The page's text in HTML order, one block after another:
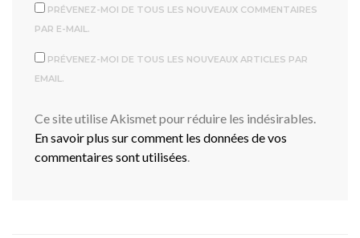
PRÉVENEZ-MOI DE TOUS LES NOUVEAUX COMMENTAIRES
PAR E-MAIL.
PRÉVENEZ-MOI DE TOUS LES NOUVEAUX ARTICLES PAR
EMAIL.
Ce site utilise Akismet pour réduire les indésirables.
En savoir plus sur comment les données de vos
commentaires sont utilisées.